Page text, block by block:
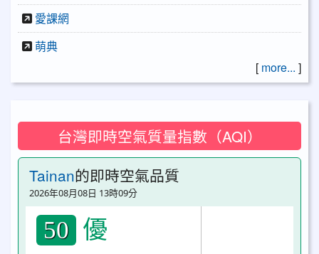
愛課網
萌典
[ more... ]
台灣即時空氣質量指數（AQI）
Tainan的即時空氣品質
2026年08月08日 13時09分
50 優